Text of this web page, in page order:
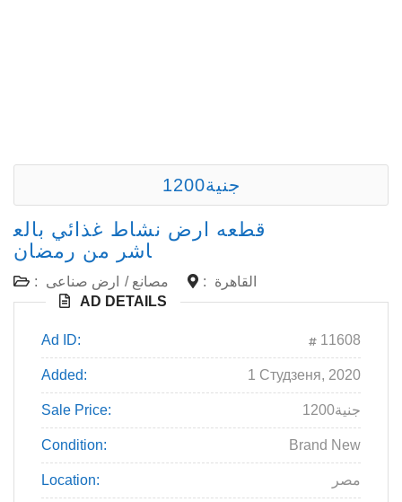
1200جنية
قطعه ارض نشاط غذائي بالع
اشر من رمضان
: مصانع / ارض صناعى :
القاهرة
AD DETAILS
Ad ID: 11608
Added: 1 Студзеня, 2020
Sale Price: 1200جنية
Condition: Brand New
Location: مصر